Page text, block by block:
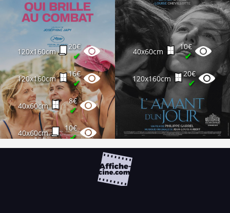
120x160cm
20€
✔
120x160cm
16€
✔
40x60cm
8€
✔
40x60cm
10€
✔
40x60cm
10€
✔
120x160cm
20€
✔